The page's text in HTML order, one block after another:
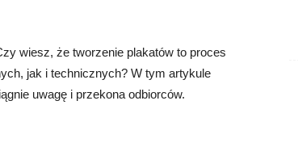
wiesz, że tworzenie plakatów to proces
jak i technicznych? W tym artykule
uwagę i przekona odbiorców.